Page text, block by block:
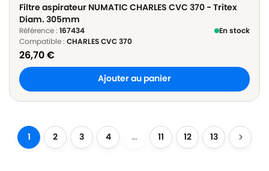
Filtre aspirateur NUMATIC CHARLES CVC 370 - Tritex
Diam. 305mm
Référence : 167434
En stock
Compatible : CHARLES CVC 370
26,70€
Ajouter au panier
1 2 3 4 … 11 12 13